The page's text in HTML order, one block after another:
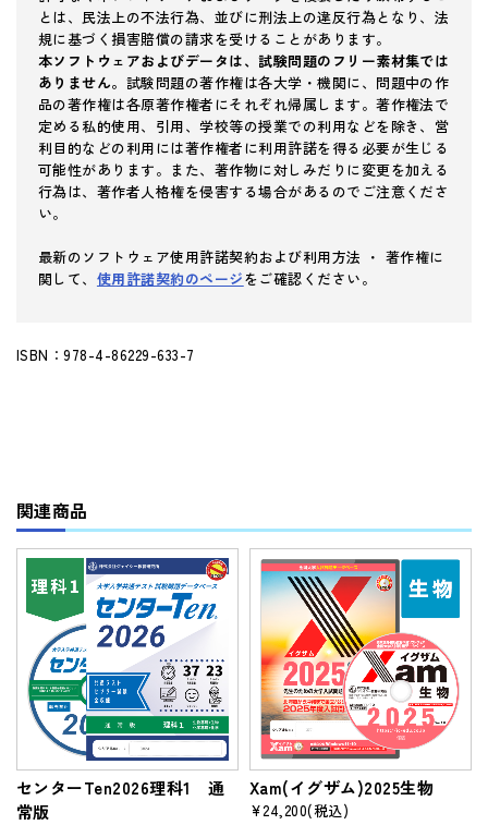
とは、民法上の不法行為、並びに刑法上の違反行為となり、法
規に基づく損害賠償の請求を受けることがあります。
本ソフトウェアおよびデータは、試験問題のフリー素材集では
ありません。 試験問題の著作権は各大学・機関に、問題中の作
品の著作権は各原著作権者にそれぞれ帰属します。著作権法で
定める私的使用、引用、学校等の授業での利用などを除き、営
利目的などの利用には著作権者に利用許諾を得る必要が生じる
可能性があります。また、著作物に対しみだりに変更を加える
行為は、著作者人格権を侵害する場合があるのでご注意くださ
い。
最新のソフトウェア使用許諾契約および利用方法 ・ 著作権に
関して、 使用許諾契約のページをご確認ください。
ISBN：978-4-86229-633-7
関連商品
センターTen2026理科1 通
常版
Xam(イグザム)2025生物
¥24,200(税込)